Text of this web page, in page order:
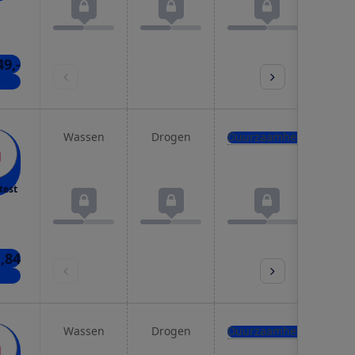
Wassen Drogen Duurzaamheid
Wassen Drogen Duurzaamheid